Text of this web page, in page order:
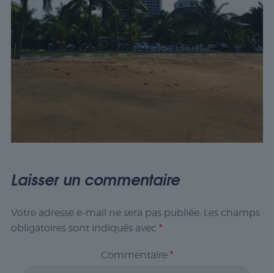
Laisser un commentaire
Votre adresse e-mail ne sera pas publiée. Les champs
obligatoires sont indiqués avec *
Commentaire *